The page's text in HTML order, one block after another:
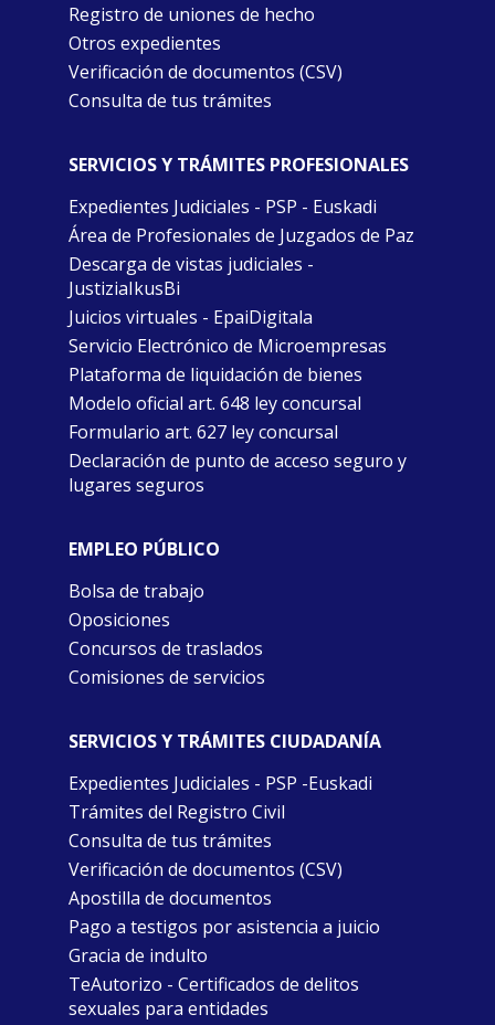
Registro de uniones de hecho
Otros expedientes
Verificación de documentos (CSV)
Consulta de tus trámites
SERVICIOS Y TRÁMITES PROFESIONALES
Expedientes Judiciales - PSP - Euskadi
Área de Profesionales de Juzgados de Paz
Descarga de vistas judiciales -
JustiziaIkusBi
Juicios virtuales - EpaiDigitala
Servicio Electrónico de Microempresas
Plataforma de liquidación de bienes
Modelo oficial art. 648 ley concursal
Formulario art. 627 ley concursal
Declaración de punto de acceso seguro y
lugares seguros
EMPLEO PÚBLICO
Bolsa de trabajo
Oposiciones
Concursos de traslados
Comisiones de servicios
SERVICIOS Y TRÁMITES CIUDADANÍA
Expedientes Judiciales - PSP -Euskadi
Trámites del Registro Civil
Consulta de tus trámites
Verificación de documentos (CSV)
Apostilla de documentos
Pago a testigos por asistencia a juicio
Gracia de indulto
TeAutorizo - Certificados de delitos
sexuales para entidades